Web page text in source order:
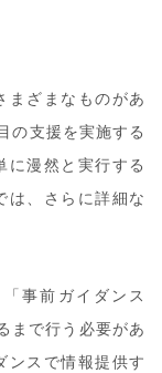
ざまなものがあ
の支援を実施する
に漫然と実行する
は、さらに詳細な
事前ガイダンス
まで行う必要があ
ンスで情報提供す